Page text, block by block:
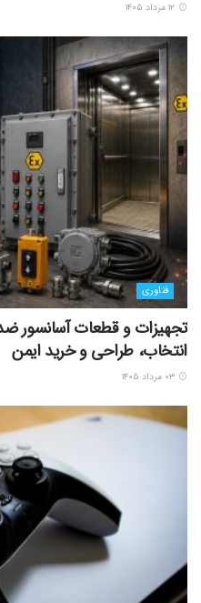
فناوری
انتخاب، طراحی و خرید ایمن